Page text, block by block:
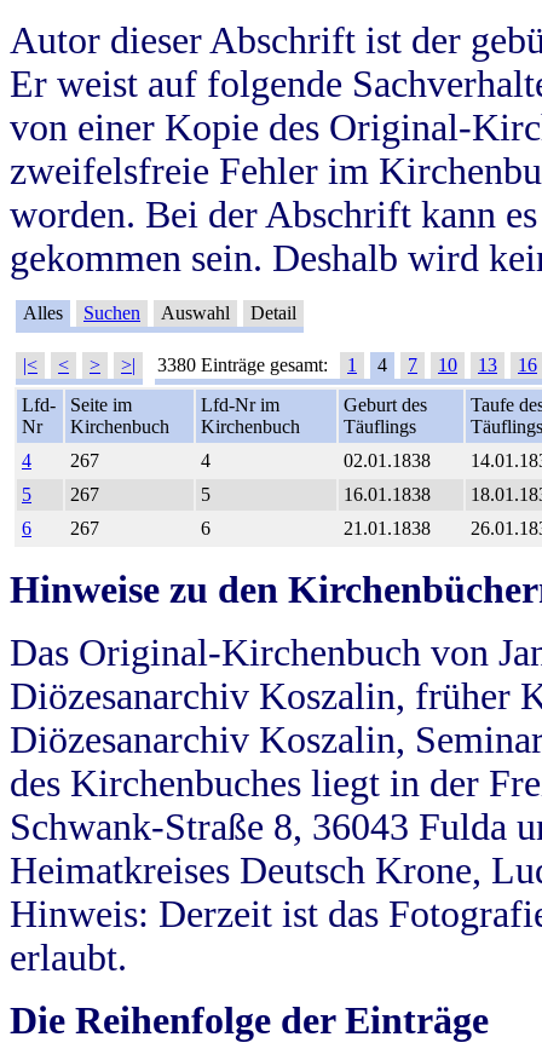
Autor dieser Abschrift ist der
Er weist auf folgende
von einer Kopie des Original-
zweifelsfreie Fehler im
worden. Bei der Abschrift kann
gekommen sein. Deshalb wird
Alles Suchen Auswahl Detail
|< < > >| 3380 Einträge gesamt: 1 4 7 10 13
16
Lfd-
Nr
Seite im
Kirchenbuch
Lfd-Nr im
Kirchenbuch
Geburt des
Täuflings
Taufe
Täuflings
4
267 4 02.01.1838
5
267 5 16.01.1838
6
267 6 21.01.1838
Hinweise zu den
Das Original-Kirchenbuch von
Diözesanarchiv Koszalin, früher
Diözesanarchiv Koszalin,
des Kirchenbuches liegt in der
Schwank-Straße 8, 36043 Fulda
Heimatkreises Deutsch Krone,
Hinweis: Derzeit ist das
erlaubt.
Die Reihenfolge der Einträge